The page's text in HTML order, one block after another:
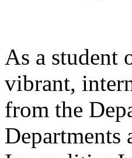
As a student
vibrant,
from the
Departments